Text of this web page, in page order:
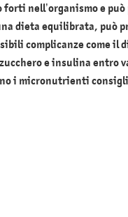
nell’organismo e
dieta equilibrata, può
complicanze come il
e insulina entro
i micronutrienti